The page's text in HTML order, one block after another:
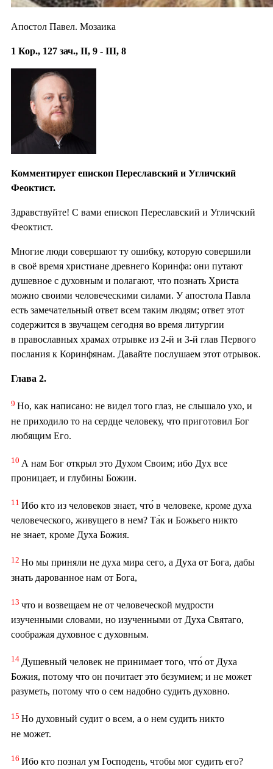
Апостол Павел. Мозаика
1 Кор., 127 зач., II, 9 - III, 8
Комментирует епископ Переславский и Угличский
Феоктист.
Здравствуйте! С вами епископ Переславский и Угличский
Феоктист.
Многие люди совершают ту ошибку, которую совершили
в своё время христиане древнего Коринфа: они путают
душевное с духовным и полагают, что познать Христа
можно своими человеческими силами. У апостола Павла
есть замечательный ответ всем таким людям; ответ этот
содержится в звучащем сегодня во время литургии
в православных храмах отрывке из 2-й и 3-й глав Первого
послания к Коринфянам. Давайте послушаем этот отрывок.
Глава 2.
9 Но, как написано: не видел того глаз, не слышало ухо, и
не приходило то на сердце человеку, что приготовил Бог
любящим Его.
10 А нам Бог открыл это Духом Своим; ибо Дух все
проницает, и глубины Божии.
11 Ибо кто из человеков знает, что́ в человеке, кроме духа
человеческого, живущего в нем? Та́к и Божьего никто
не знает, кроме Духа Божия.
12 Но мы приняли не духа мира сего, а Духа от Бога, дабы
знать дарованное нам от Бога,
13 что и возвещаем не от человеческой мудрости
изученными словами, но изученными от Духа Святаго,
соображая духовное с духовным.
14 Душевный человек не принимает того, что́ от Духа
Божия, потому что он почитает это безумием; и не может
разуметь, потому что о сем надобно судить духовно.
15 Но духовный судит о всем, а о нем судить никто
не может.
16 Ибо кто познал ум Господень, чтобы мог судить его?